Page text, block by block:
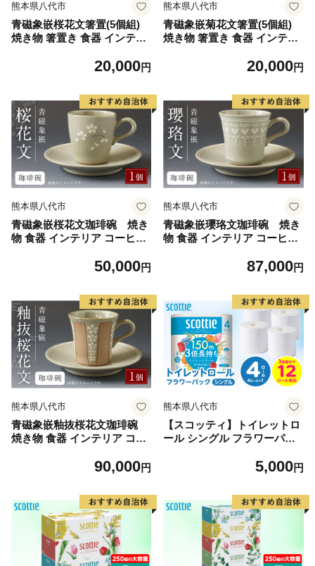
熊本県八代市
青磁象嵌桜花文箸置(5個組)
焼き物 箸置き 食器 インテリ
和風 カトラリー カトラリー
20,000円
熊本県八代市
青磁象嵌菊花文箸置(5個組)
焼き物 箸置き 食器 インテリ
和風 カトラリー カトラリー
20,000円
熊本県八代市
青磁象嵌桜花文珈琲碗 焼き
物 食器 インテリア コーヒー
花 和風 伝統 工芸品50,000円
熊本県八代市
青磁象嵌瓔珞文珈琲碗 焼き
物 食器 インテリア コーヒー
87,000円
熊本県八代市
青磁象嵌釉抜桜花文珈琲碗
焼き物 食器 インテリア コー
嵌 桜 花 和風 伝統 工芸品
90,000円
熊本県八代市
【スコッティ】トイレットロ
ール シングル フラワーパッ
き 日用品 生活必需品5,000円